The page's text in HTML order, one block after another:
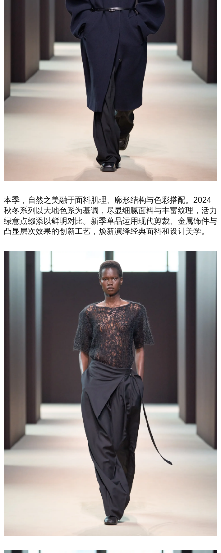
本季，自然之美融于面料肌理、廓形结构与色彩搭配。2024
秋冬系列以大地色系为基调，尽显细腻面料与丰富纹理，活力
绿意点缀添以鲜明对比。新季单品运用现代剪裁、金属饰件与
凸显层次效果的创新工艺，焕新演绎经典面料和设计美学。